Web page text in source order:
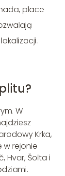
place
W
Krka,
w rejonie
Hvar, Šolta i